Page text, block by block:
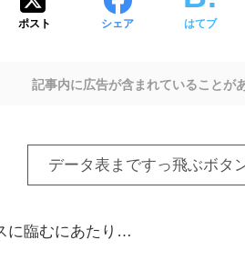
ポスト シェア はてブ
記事内に広告が含まれていることが
データ表まですっ飛ぶボタ
に臨むにあたり…